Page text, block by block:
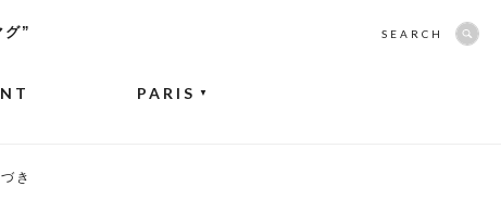
グ”
PARIS ▼
SEARCH
き